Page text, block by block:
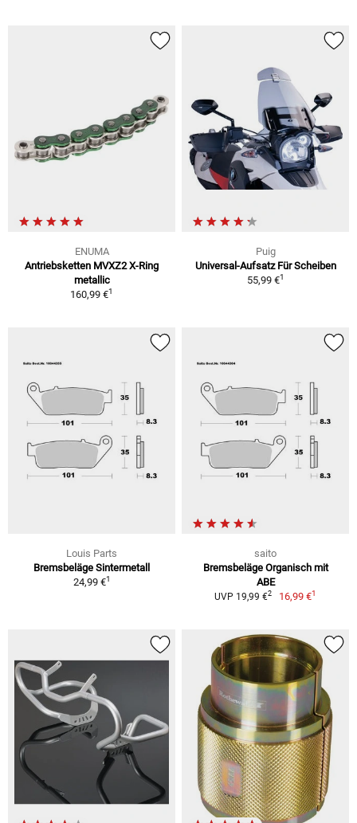
ENUMA
Antriebsketten MVXZ2 X-Ring
metallic
160,99 €1
Puig
Universal-Aufsatz Für Scheiben
55,99 €1
Louis Parts
Bremsbeläge Sintermetall
24,99 €1
saito
Bremsbeläge Organisch mit
ABE
UVP 19,99 €2 16,99 €1